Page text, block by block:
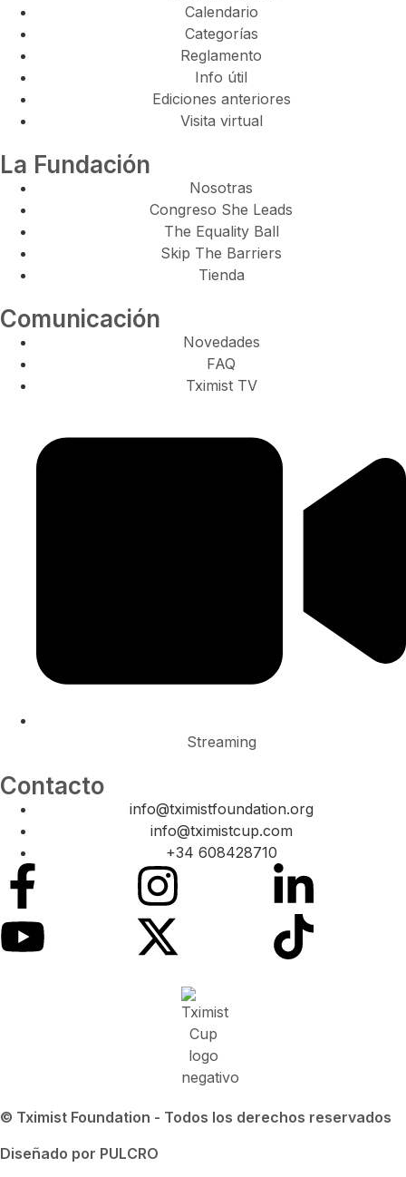
Calendario
Categorías
Reglamento
Info útil
Ediciones anteriores
Visita virtual
La Fundación
Nosotras
Congreso She Leads
The Equality Ball
Skip The Barriers
Tienda
Comunicación
Novedades
FAQ
Tximist TV
Streaming
Contacto
info@tximistfoundation.org
info@tximistcup.com
+34 608428710
© Tximist Foundation - Todos los derechos reservados
Diseñado por PULCRO